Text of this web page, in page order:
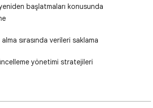
başlatmaları konusunda
sırasında verileri saklama
yönetimi stratejileri